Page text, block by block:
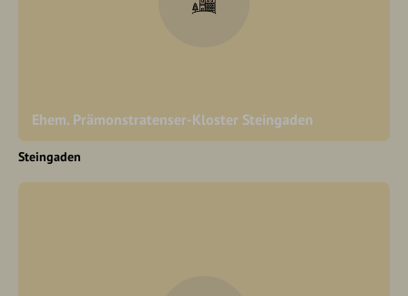
Ehem. Prämonstratenser-Kloster Steingaden
Steingaden